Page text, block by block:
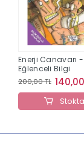
Enerji Canavarı -
Eğlenceli Bilgi
200,00 TL